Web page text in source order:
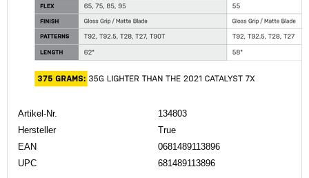
Artikel-Nr.
134803
Hersteller
True
EAN
0681489113896
UPC
681489113896